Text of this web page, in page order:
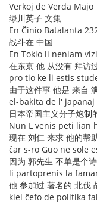
Verkoj de Verda Majo
绿川英子 文集
En Ĉinio Batalanta
战斗在 中国
En Tokio li neniam
在东京 他 从没有 拜访
pro tio ke li estis
由于这件事 他是 来自
el-bakita de l'
日本帝国主义分子炮制
Nun L venis peti lian
现在 刘仁 来求 他的帮
ĉar s-ro Guo ne sole
因为 郭先生 不单是个
li partoprenis la
他 参加过 著名的 北伐
kiel ĉefo de politika